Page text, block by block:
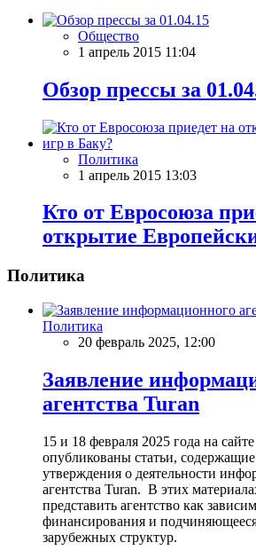
Общество
1 апрель 2015 11:04
Обзор прессы за
Политика
1 апрель 2015 13:03
Кто от Евросоюза
открытие
Политика
Политика
20 февраль 2025, 12:00
Заявление
агентства Turan
15 и 18 февраля 2025 года на
опубликованы статьи,
утверждения о деятельности
агентства Turan. В этих
представить агентство как
финансирования и
зарубежных структур.